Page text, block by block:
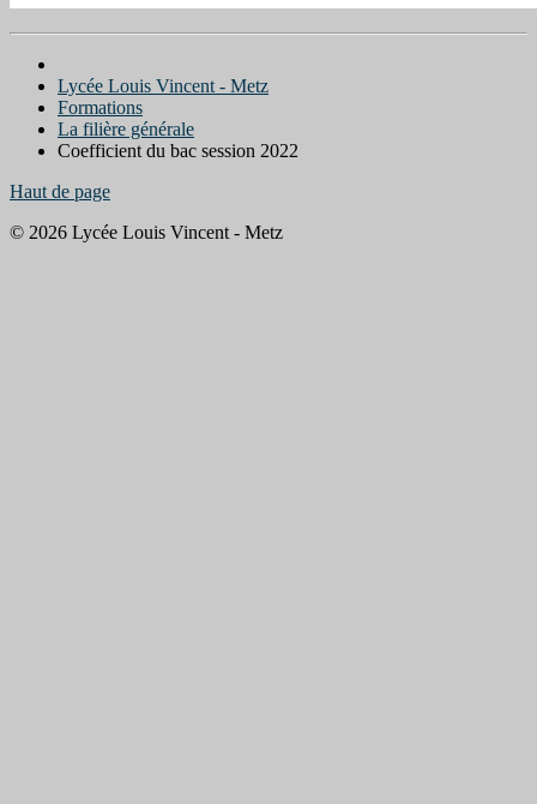
Lycée Louis Vincent - Metz
Formations
La filière générale
Coefficient du bac session 2022
Haut de page
© 2026 Lycée Louis Vincent - Metz